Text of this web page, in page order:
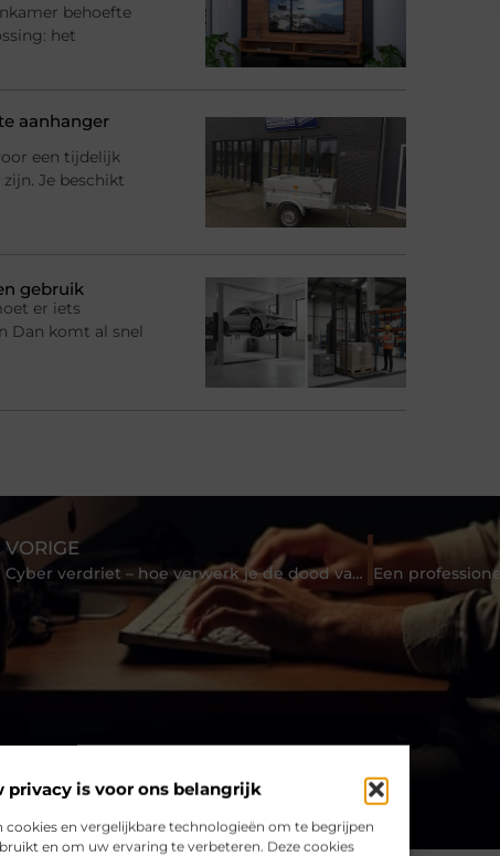
privacy is voor ons belangrijk
cookies en vergelijkbare technologieën om te begrijpen
en om uw ervaring te verbeteren. Deze cookies
behoefte
het
aanhanger
een tijdelijk
Je beschikt
gebruik
er iets
Dan komt al snel
VORIGE
Cyber verdriet – hoe verwerk je de dood van een online vriend?